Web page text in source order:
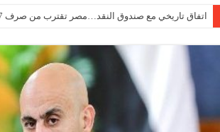
اتفاق تاريخي مع صندوق النقد…مصر تقترب من صرف 2.7 مليار دولار بعد إتمام المراجعتين